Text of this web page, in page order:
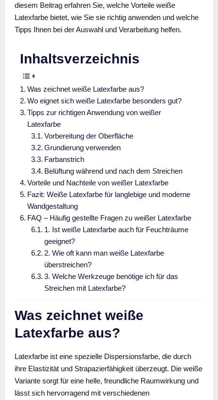
diesem Beitrag erfahren Sie, welche Vorteile weiße
Latexfarbe bietet, wie Sie sie richtig anwenden und welche
Tipps Ihnen bei der Auswahl und Verarbeitung helfen.
Inhaltsverzeichnis
Was zeichnet weiße Latexfarbe aus?
Wo eignet sich weiße Latexfarbe besonders gut?
Tipps zur richtigen Anwendung von weißer
Latexfarbe
Vorbereitung der Oberfläche
Grundierung verwenden
Farbanstrich
Belüftung während und nach dem Streichen
Vorteile und Nachteile von weißer Latexfarbe
Fazit: Weiße Latexfarbe für langlebige und moderne
Wandgestaltung
FAQ – Häufig gestellte Fragen zu weißer Latexfarbe
1. Ist weiße Latexfarbe auch für Feuchträume
geeignet?
2. Wie oft kann man weiße Latexfarbe
überstreichen?
3. Welche Werkzeuge benötige ich für das
Streichen mit Latexfarbe?
Was zeichnet weiße
Latexfarbe aus?
Latexfarbe ist eine spezielle Dispersionsfarbe, die durch
ihre Elastizität und Strapazierfähigkeit überzeugt. Die weiße
Variante sorgt für eine helle, freundliche Raumwirkung und
lässt sich hervorragend mit verschiedenen